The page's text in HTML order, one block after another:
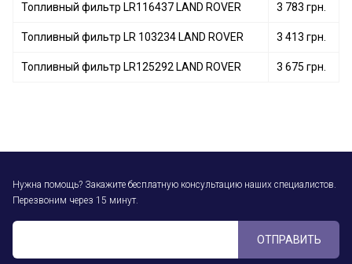
Топливный фильтр LR116437 LAND ROVER 3 783 грн.
Топливный фильтр LR 103234 LAND ROVER 3 413 грн.
Топливный фильтр LR125292 LAND ROVER 3 675 грн.
Нужна помощь? Закажите бесплатную консультацию наших специалистов.
Перезвоним через 15 минут.
ОТПРАВИТЬ